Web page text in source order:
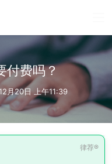
付费吗？
月20日 上午11:39